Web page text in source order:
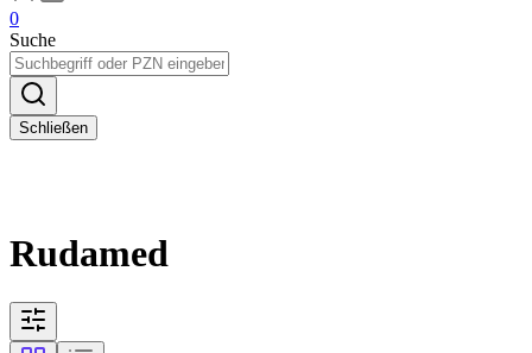
0
Suche
Schließen
Rudamed